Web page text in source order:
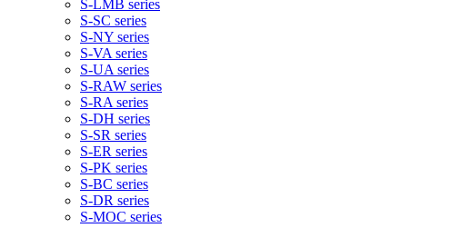
S-LMB series
S-SC series
S-NY series
S-VA series
S-UA series
S-RAW series
S-RA series
S-DH series
S-SR series
S-ER series
S-PK series
S-BC series
S-DR series
S-MOC series